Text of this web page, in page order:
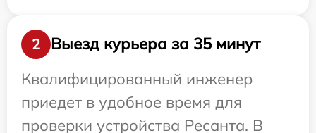
2
Выезд курьера за 35 минут
Квалифицированный инженер
приедет в удобное время для
проверки устройства Ресанта. В